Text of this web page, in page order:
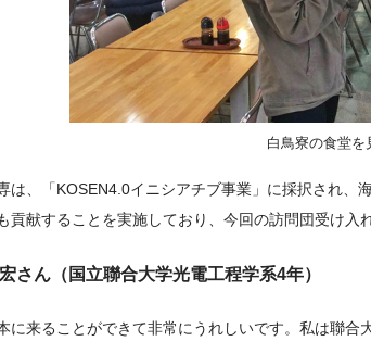
白鳥寮の食堂を
は、「KOSEN4.0イニシアチブ事業」に採択され、
貢献することを実施しており、今回の訪問団受け入
さん（国立聯合大学光電工程学系4年）
に来ることができて非常にうれしいです。私は聯合